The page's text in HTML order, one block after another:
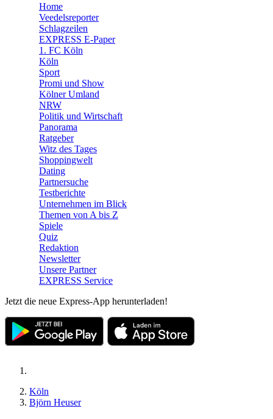
Home
Veedelsreporter
Schlagzeilen
EXPRESS E-Paper
1. FC Köln
Köln
Sport
Promi und Show
Kölner Umland
NRW
Politik und Wirtschaft
Panorama
Ratgeber
Witz des Tages
Shoppingwelt
Dating
Partnersuche
Testberichte
Unternehmen im Blick
Themen von A bis Z
Spiele
Quiz
Redaktion
Newsletter
Unsere Partner
EXPRESS Service
Jetzt die neue Express-App herunterladen!
Köln
Björn Heuser